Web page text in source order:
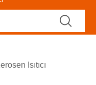
Isıtıcı